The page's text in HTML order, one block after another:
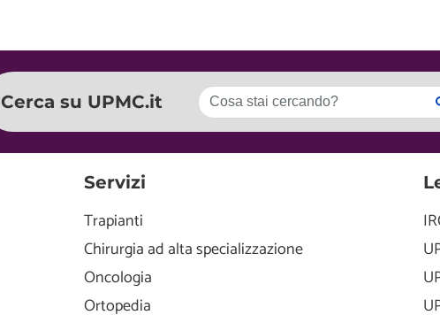
Cerca su UPMC.it
Servizi
Trapianti
Chirurgia ad alta specializzazione
Oncologia
Ortopedia